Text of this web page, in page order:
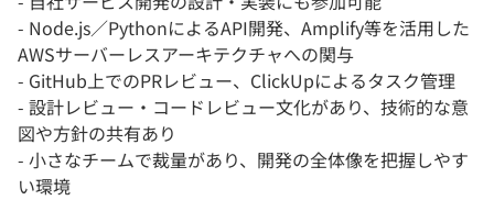
- Node.js／PythonによるAPI開発、Amplify等を活用した
AWSサーバーレスアーキテクチャへの関与
- GitHub上でのPRレビュー、ClickUpによるタスク管理
- 設計レビュー・コードレビュー文化があり、技術的な意
図や方針の共有あり
- 小さなチームで裁量があり、開発の全体像を把握しやす
い環境